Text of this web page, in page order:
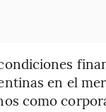
en el
como